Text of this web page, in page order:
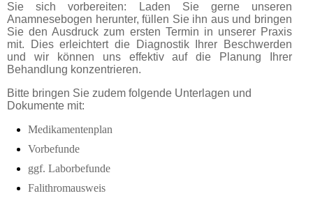
Sie sich vorbereiten: Laden Sie gerne unseren
Anamnesebogen herunter, füllen Sie ihn aus und bringen
Sie den Ausdruck zum ersten Termin in unserer Praxis
mit. Dies erleichtert die Diagnostik Ihrer Beschwerden
und wir können uns effektiv auf die Planung Ihrer
Behandlung konzentrieren.
​Bitte bringen Sie zudem folgende Unterlagen und
Dokumente mit:
Medikamentenplan
Vorbefunde
ggf. Laborbefunde
Falithromausweis